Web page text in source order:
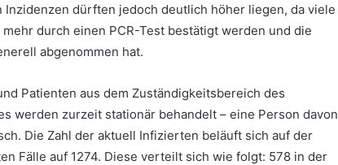
Inzidenzen dürften jedoch deutlich höher liegen, da viele
durch einen PCR-Test bestätigt werden und die
abgenommen hat.
Patienten aus dem Zuständigkeitsbereich des
werden zurzeit stationär behandelt – eine Person davon
Die Zahl der aktuell Infizierten beläuft sich auf der
Fälle auf 1274. Diese verteilt sich wie folgt: 578 in der